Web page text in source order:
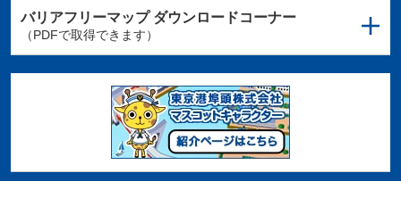
バリアフリーマップダウンロードコーナー
（PDFで取得できます）